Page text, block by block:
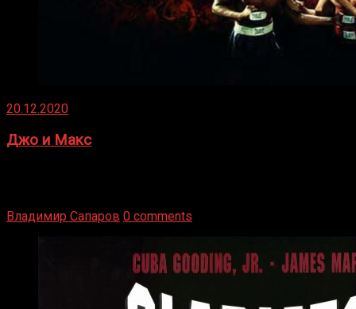
20.12.2020
Джо и Макс
Владимир Сапаров 0 comments